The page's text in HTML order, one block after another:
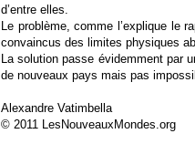
d’entre elles.
Le problème, comme l’explique le
convaincus des limites physiques
La solution passe évidemment par
de nouveaux pays mais pas
Alexandre Vatimbella
© 2011 LesNouveauxMondes.org